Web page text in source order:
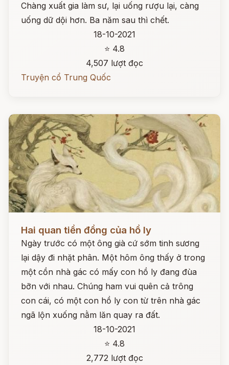
Chàng xuất gia làm sư, lại uống rượu lại, càng
uống dữ dội hơn. Ba năm sau thì chết.
18-10-2021
⭐ 4.8
4,507 lượt đọc
Truyện cổ Trung Quốc
Hai quan tiền đồng của hồ ly
Ngày trước có một ông già cứ sớm tinh sương
lại dậy đi nhặt phân. Một hôm ông thấy ở trong
một cồn nhà gác có mấy con hồ ly đang đùa
bỡn với nhau. Chúng ham vui quên cả trông
con cái, có một con hồ ly con từ trên nhà gác
ngã lộn xuống nằm lăn quay ra đất.
18-10-2021
⭐ 4.8
2,772 lượt đọc